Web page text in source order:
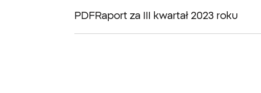
PDFRaport za III kwartał 2023 roku